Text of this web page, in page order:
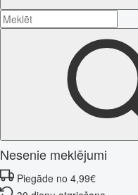
Nesenie meklējumi
Piegāde no 4,99€